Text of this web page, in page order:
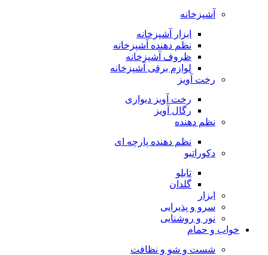
آشپزخانه
ابزار آشپزخانه
نظم دهنده آشپزخانه
ظروف آشپزخانه
لوازم برقی آشپزخانه
رخت آویز
رخت آویز دیواری
رگال آویز
نظم دهنده
نظم دهنده پارچه ای
دکوراتیو
تابلو
گلدان
ابزار
سرو و پذیرایی
نور و روشنایی
خواب و حمام
شست و شو و نظافت